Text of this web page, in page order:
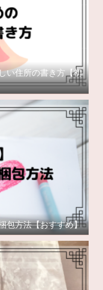
い住所の書き方【初
包方法【おすすめ】